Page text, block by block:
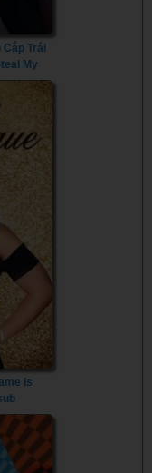
Trái
My
Is